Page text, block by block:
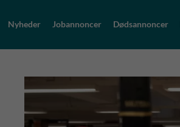
Nyheder Jobannoncer Dødsannoncer